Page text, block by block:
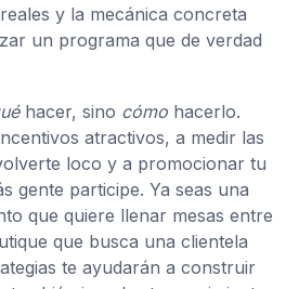
y la mecánica concreta
un programa que de verdad
hacer, sino cómo hacerlo.
atractivos, a medir las
loco y a promocionar tu
gente participe. Ya seas una
que quiere llenar mesas entre
que busca una clientela
te ayudarán a construir